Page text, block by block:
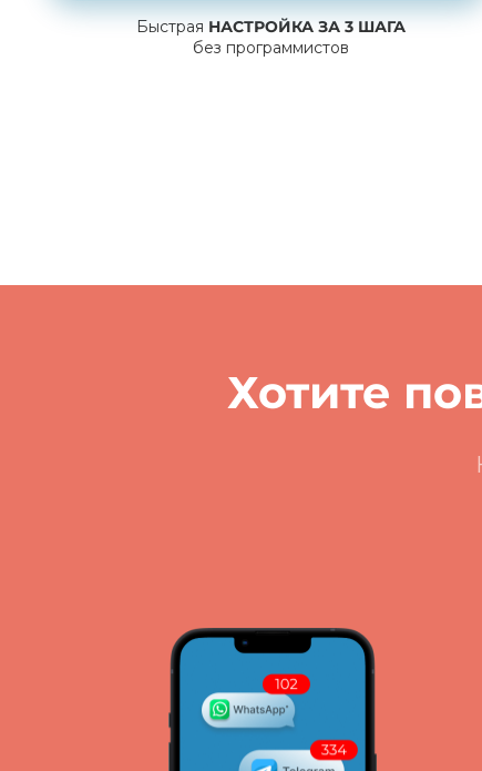
Быстрая НАСТРОЙКА ЗА 3 ШАГА
без программистов
Хотите